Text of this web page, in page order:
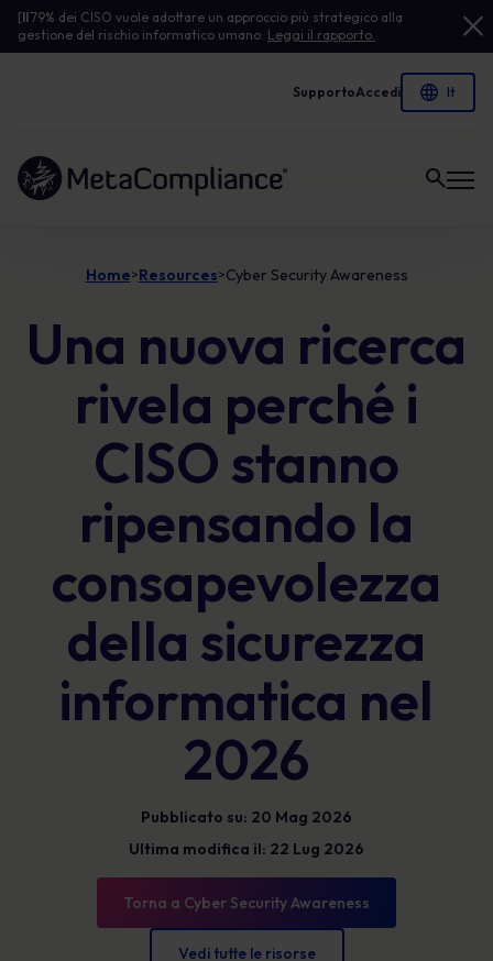
[Il79% dei CISO vuole adottare un approccio più strategico alla
gestione del rischio informatico umano. Leggi il rapporto.
SupportoAccedi
Link alla homepage
Home>Resources>Cyber Security Awareness
Una nuova ricerca
rivela perché i
CISO stanno
ripensando la
consapevolezza
della sicurezza
informatica nel
2026
Pubblicato su: 20 Mag 2026
Ultima modifica il: 22 Lug 2026
Torna a Cyber Security Awareness
Vedi tutte le risorse